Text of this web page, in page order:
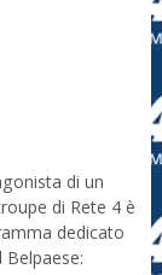
di un
di Rete 4 è
dedicato